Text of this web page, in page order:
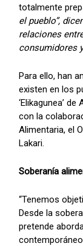
totalmente
el pueblo”,
relaciones
consumidores
Para ello, han
existen en los
‘Elikagunea’
con la
Alimentaria, el
Lakari.
Soberanía
“Tenemos
Desde la
pretende